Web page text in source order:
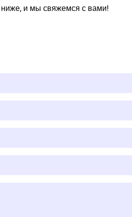
и мы свяжемся с вами!